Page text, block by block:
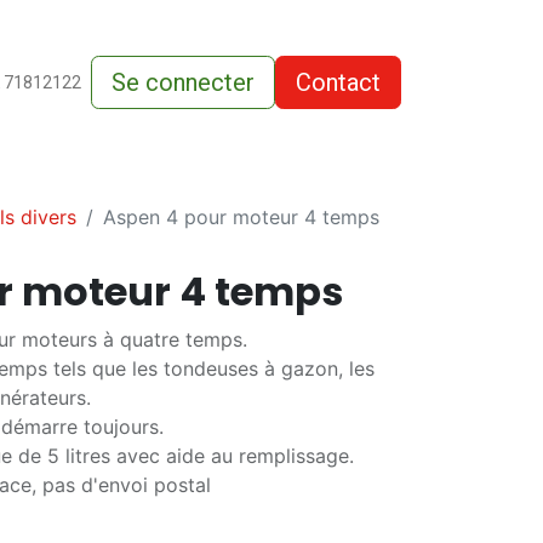
vente
71812122 Se connecter Contact
divers Aspen 4 pour moteur 4 temps
moteur 4 temps
moteurs à quatre temps.
tels que les tondeuses à gazon, les
toujours.
de 5 litres avec aide au remplissage.
pas d'envoi postal